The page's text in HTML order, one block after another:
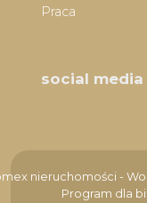
Praca
social media
nieruchomości -
Program dla